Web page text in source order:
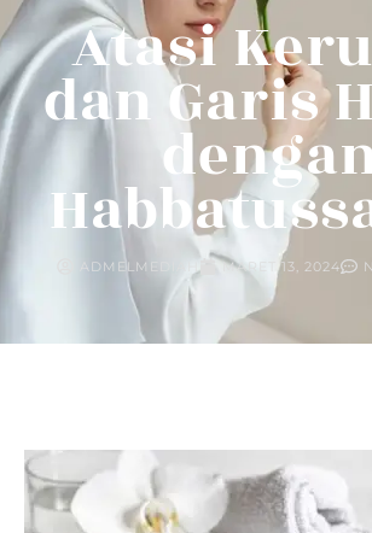
Atasi
dan Garis
ADMELMEDIAH MARET 13, 2024